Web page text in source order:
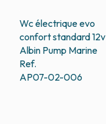
Wc électrique evo
confort standard 12v
Albin Pump Marine
Ref.
AP07-02-006